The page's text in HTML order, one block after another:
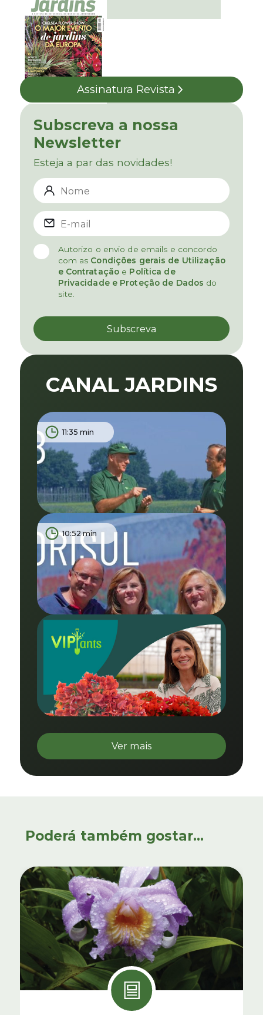
Assinatura Revista
Subscreva a nossa
Newsletter
Esteja a par das novidades!
Autorizo o envio de emails e concordo
com as Condições gerais de Utilização
e Contratação e Política de
Privacidade e Proteção de Dados do
site.
CANAL JARDINS
11:35 min
10:52 min
Ver mais
Poderá também gostar...